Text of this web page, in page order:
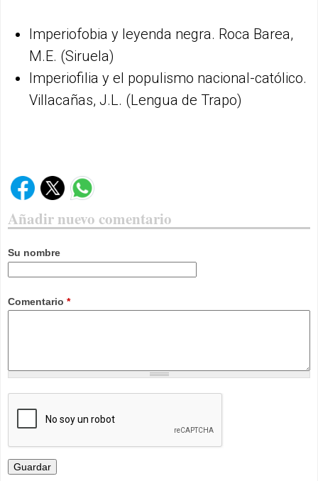
Imperiofobia y leyenda negra. Roca Barea,
M.E. (Siruela)
Imperiofilia y el populismo nacional-católico.
Villacañas, J.L. (Lengua de Trapo)
Añadir nuevo comentario
Su nombre
Comentario *